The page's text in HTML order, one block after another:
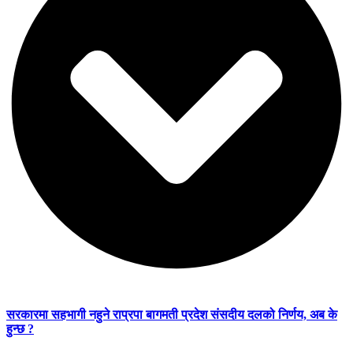
सरकारमा सहभागी नहुने राप्रपा बागमती प्रदेश संसदीय दलको निर्णय, अब के
हुन्छ ?